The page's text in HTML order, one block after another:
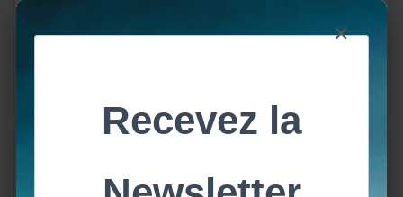
son kilt
scénario | Scènes coupées au
×